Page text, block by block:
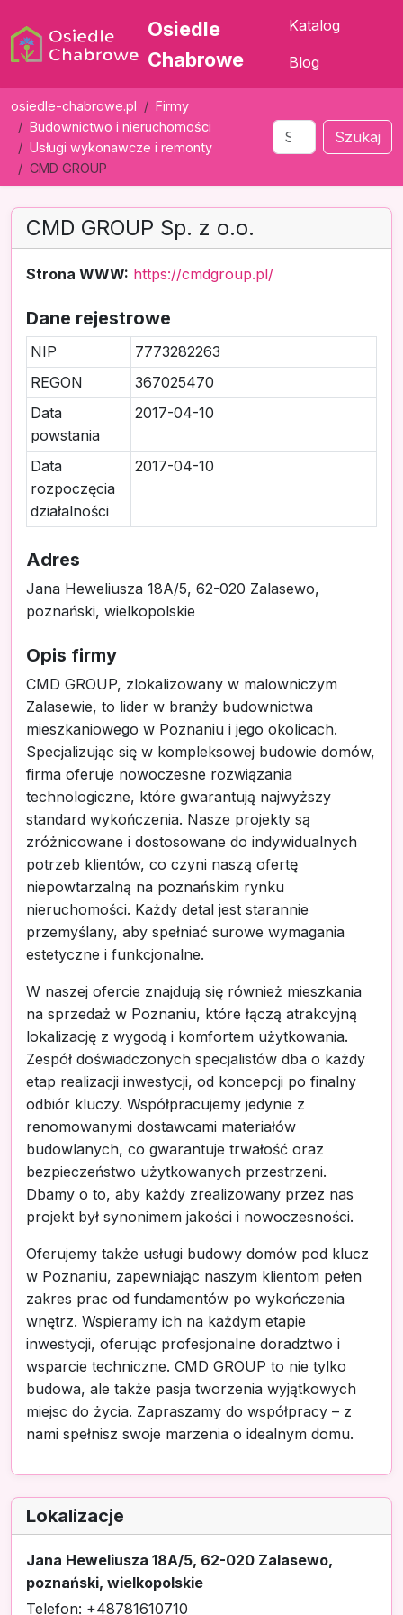
Osiedle
Chabrowe
Katalog
Blog
osiedle-chabrowe.pl
Firmy
Budownictwo i nieruchomości
Usługi wykonawcze i remonty
CMD GROUP
Szukaj
CMD GROUP Sp. z o.o.
Strona WWW: https://cmdgroup.pl/
Dane rejestrowe
NIP
7773282263
REGON
367025470
Data
powstania
2017-04-10
Data
rozpoczęcia
działalności
2017-04-10
Adres
Jana Heweliusza 18A/5, 62-020 Zalasewo,
poznański, wielkopolskie
Opis firmy
CMD GROUP, zlokalizowany w malowniczym
Zalasewie, to lider w branży budownictwa
mieszkaniowego w Poznaniu i jego okolicach.
Specjalizując się w kompleksowej budowie domów,
firma oferuje nowoczesne rozwiązania
technologiczne, które gwarantują najwyższy
standard wykończenia. Nasze projekty są
zróżnicowane i dostosowane do indywidualnych
potrzeb klientów, co czyni naszą ofertę
niepowtarzalną na poznańskim rynku
nieruchomości. Każdy detal jest starannie
przemyślany, aby spełniać surowe wymagania
estetyczne i funkcjonalne.
W naszej ofercie znajdują się również mieszkania
na sprzedaż w Poznaniu, które łączą atrakcyjną
lokalizację z wygodą i komfortem użytkowania.
Zespół doświadczonych specjalistów dba o każdy
etap realizacji inwestycji, od koncepcji po finalny
odbiór kluczy. Współpracujemy jedynie z
renomowanymi dostawcami materiałów
budowlanych, co gwarantuje trwałość oraz
bezpieczeństwo użytkowanych przestrzeni.
Dbamy o to, aby każdy zrealizowany przez nas
projekt był synonimem jakości i nowoczesności.
Oferujemy także usługi budowy domów pod klucz
w Poznaniu, zapewniając naszym klientom pełen
zakres prac od fundamentów po wykończenia
wnętrz. Wspieramy ich na każdym etapie
inwestycji, oferując profesjonalne doradztwo i
wsparcie techniczne. CMD GROUP to nie tylko
budowa, ale także pasja tworzenia wyjątkowych
miejsc do życia. Zapraszamy do współpracy – z
nami spełnisz swoje marzenia o idealnym domu.
Lokalizacje
Jana Heweliusza 18A/5, 62-020 Zalasewo,
poznański, wielkopolskie
Telefon: +48781610710